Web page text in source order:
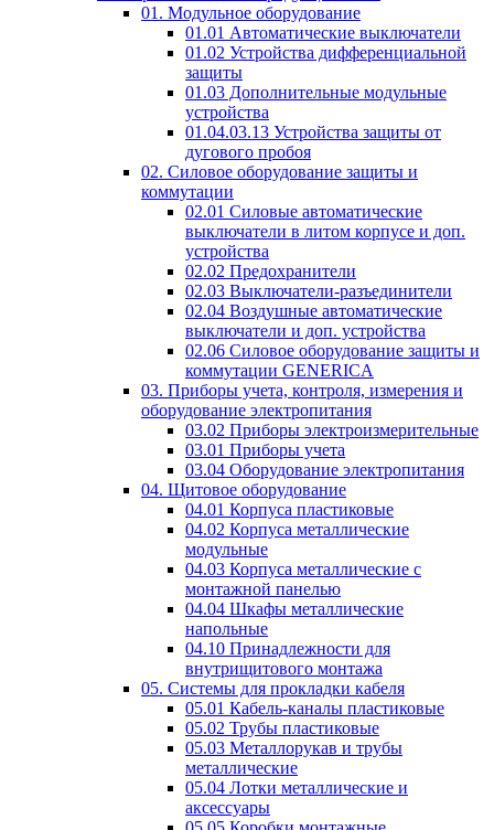
01. Модульное оборудование
01.01 Автоматические выключатели
01.02 Устройства дифференциальной
защиты
01.03 Дополнительные модульные
устройства
01.04.03.13 Устройства защиты от
дугового пробоя
02. Силовое оборудование защиты и
коммутации
02.01 Силовые автоматические
выключатели в литом корпусе и доп.
устройства
02.02 Предохранители
02.03 Выключатели-разъединители
02.04 Воздушные автоматические
выключатели и доп. устройства
02.06 Силовое оборудование защиты и
коммутации GENERICA
03. Приборы учета, контроля, измерения и
оборудование электропитания
03.02 Приборы электроизмерительные
03.01 Приборы учета
03.04 Оборудование электропитания
04. Щитовое оборудование
04.01 Корпуса пластиковые
04.02 Корпуса металлические
модульные
04.03 Корпуса металлические с
монтажной панелью
04.04 Шкафы металлические
напольные
04.10 Принадлежности для
внутрищитового монтажа
05. Системы для прокладки кабеля
05.01 Кабель-каналы пластиковые
05.02 Трубы пластиковые
05.03 Металлорукав и трубы
металлические
05.04 Лотки металлические и
аксессуары